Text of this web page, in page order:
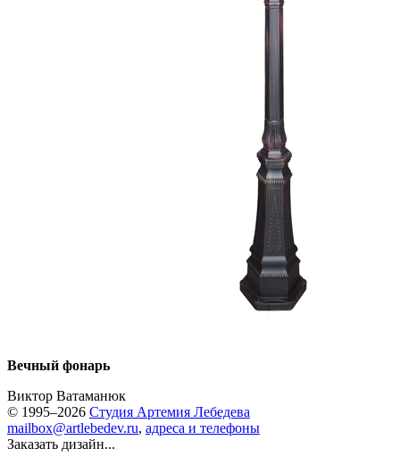
Вечный фонарь
Виктор Ватаманюк
© 1995–2026 Студия Артемия Лебедева
mailbox@artlebedev.ru, адреса и телефоны
Заказать дизайн...